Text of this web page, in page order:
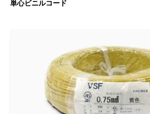
単心ビニルコード